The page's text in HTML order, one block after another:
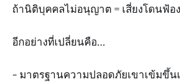
ถ้านิติบุคคลไม่อนุญาต = เสี่ยงโดนฟ้อ
อีกอย่างที่เปลี่ยนคือ…
- มาตรฐานความปลอดภัยเขาเข้มขึ้น